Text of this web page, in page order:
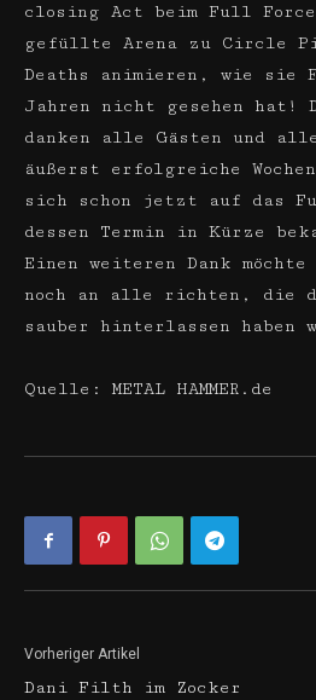
closing Act beim Full
gefüllte Arena zu Circle
Deaths animieren, wie sie
Jahren nicht gesehen hat!
danken alle Gästen und
äußerst erfolgreiche
sich schon jetzt auf das
dessen Termin in Kürze
Einen weiteren Dank möchte
noch an alle richten, die
sauber hinterlassen haben
Quelle: METAL HAMMER.de
Vorheriger Artikel
Dani Filth im Zocker